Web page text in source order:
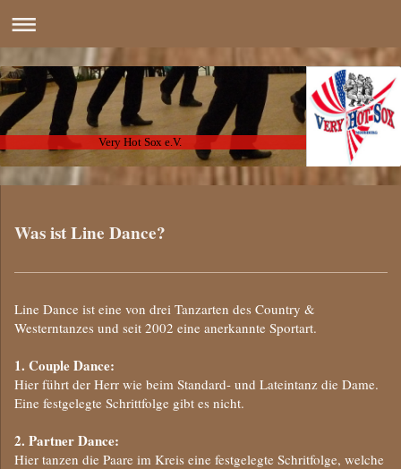
Very Hot Sox e.V.
Was ist Line Dance?
Line Dance ist eine von drei Tanzarten des Country &
Westerntanzes und seit 2002 eine anerkannte Sportart.
1. Couple Dance:
Hier führt der Herr wie beim Standard- und Lateintanz die Dame.
Eine festgelegte Schrittfolge gibt es nicht.
2. Partner Dance:
Hier tanzen die Paare im Kreis eine festgelegte Schritfolge, welche